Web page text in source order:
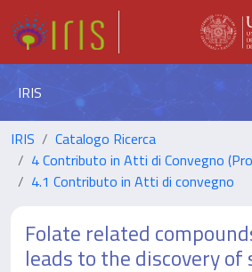
IRIS
IRIS
Catalogo Ricerca
4 Contributo in Atti di Convegno
4.1 Contributo in Atti di convegno
Folate related
leads to the discovery of